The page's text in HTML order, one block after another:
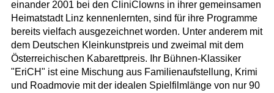
einander 2001 bei den CliniClowns in ihrer gemeinsamen
Heimatstadt Linz kennenlernten, sind für ihre Programme
bereits vielfach ausgezeichnet worden. Unter anderem mit
dem Deutschen Kleinkunstpreis und zweimal mit dem
Österreichischen Kabarettpreis. Ihr Bühnen-Klassiker
"EriCH" ist eine Mischung aus Familienaufstellung, Krimi
und Roadmovie mit der idealen Spielfilmlänge von nur 90